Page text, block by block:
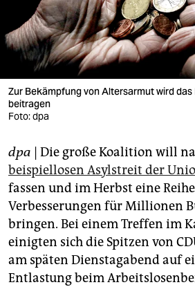
nord
wahrheit
verlag
verlag
shop
fragen & hilfe
unterstützen
abo
genossenschaft
Zur Bekämpfung von Altersarmut wird
beitragen
Foto: dpa
dpa | Die große Koalition will
beispiellosen Asylstreit der
fassen und im Herbst eine
Verbesserungen für Millionen
bringen. Bei einem Treffen im
einigten sich die Spitzen von
am späten Dienstagabend auf
Entlastung beim